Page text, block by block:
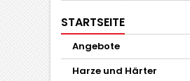
STARTSEITE
Angebote
Harze und Härter